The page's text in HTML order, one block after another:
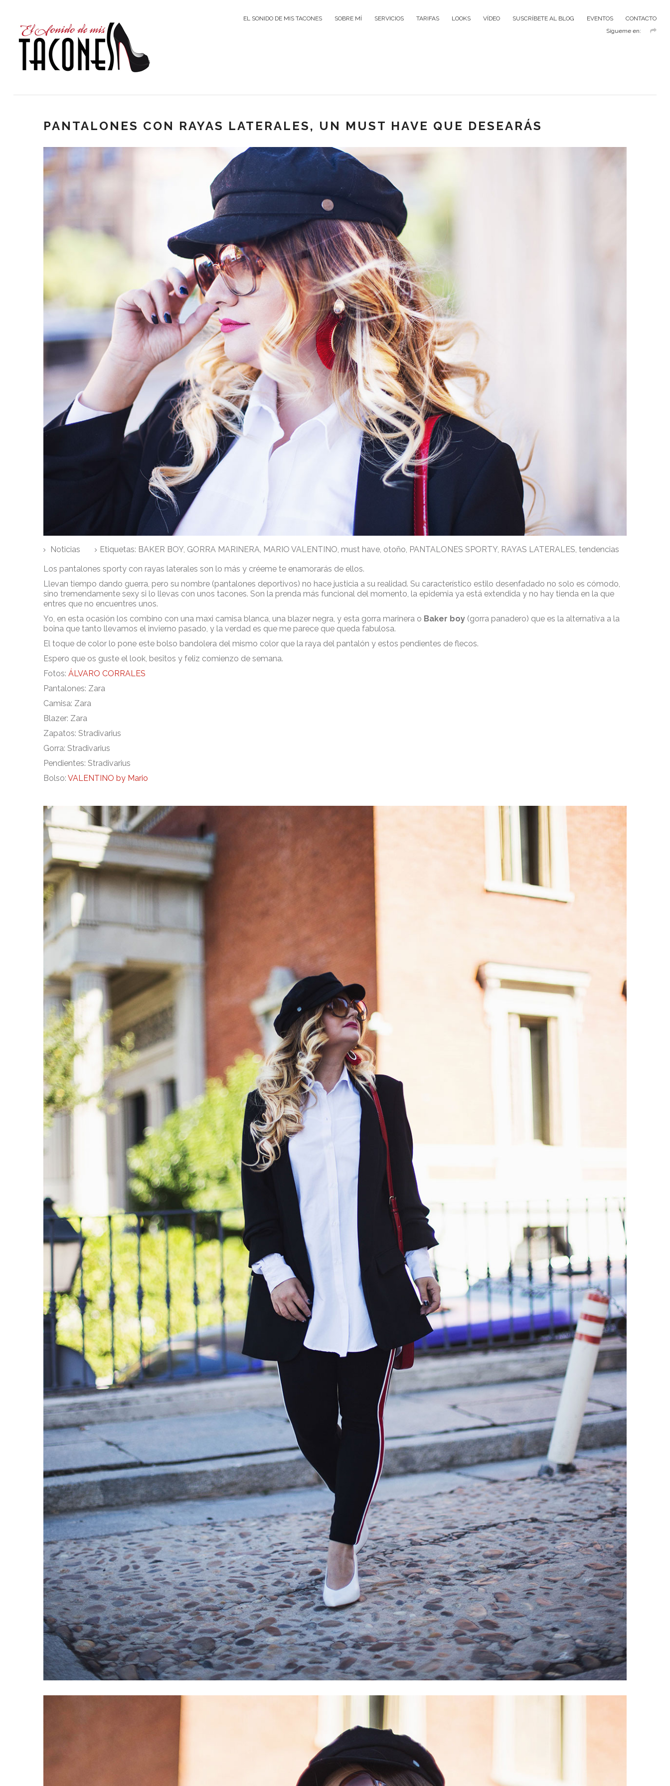
EL SONIDO DE MIS TACONES SOBRE MÍ SERVICIOS TARIFAS LOOKS VÍDEO SUSCRÍBETE AL BLOG EVENTOS
CONTACTO
Sígueme en:
PANTALONES CON RAYAS LATERALES, UN MUST HAVE QUE DESEARÁS
Noticias Etiquetas: BAKER BOY, GORRA MARINERA, MARIO VALENTINO, must have, otoño, PANTALONES SPORTY, RAYAS LATERALES, tendencias
Los pantalones sporty con rayas laterales son lo más y créeme te enamorarás de ellos.
Llevan tiempo dando guerra, pero su nombre (pantalones deportivos) no hace justicia a su realidad. Su característico estilo desenfadado no solo es cómodo,
sino tremendamente sexy si lo llevas con unos tacones. Son la prenda más funcional del momento, la epidemia ya está extendida y no hay tienda en la que
entres que no encuentres unos.
Yo, en esta ocasión los combino con una maxi camisa blanca, una blazer negra, y esta gorra marinera o Baker boy(gorra panadero) que es la alternativa a la
boina que tanto llevamos el invierno pasado, y la verdad es que me parece que queda fabulosa.
El toque de color lo pone este bolso bandolera del mismo color que la raya del pantalón y estos pendientes de flecos.
Espero que os guste el look, besitos y feliz comienzo de semana.
Fotos: ÁLVARO CORRALES
Pantalones: Zara
Camisa: Zara
Blazer: Zara
Zapatos: Stradivarius
Gorra: Stradivarius
Pendientes: Stradivarius
Bolso: VALENTINO by Mario